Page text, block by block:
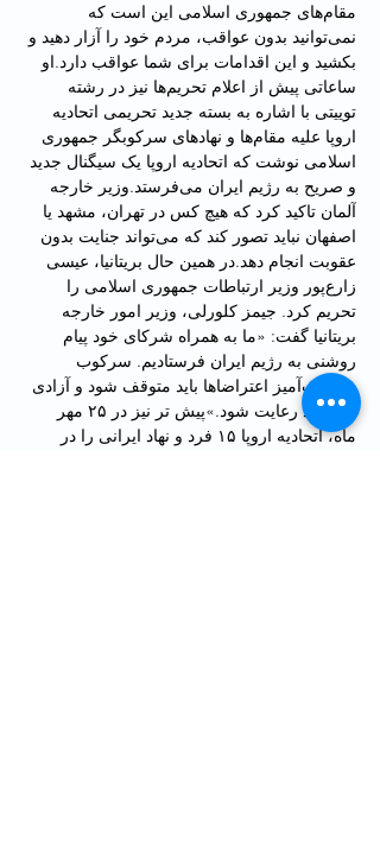
مقام‌های جمهوری اسلامی این است که
نمی‌توانید بدون عواقب، مردم خود را آزار دهید و
بکشید و این اقدامات برای شما عواقب دارد.او
ساعاتی پیش از اعلام تحریم‌ها نیز در رشته
توییتی با اشاره به بسته جدید تحریمی اتحادیه
اروپا علیه مقام‌ها و نهادهای سرکوبگر جمهوری
اسلامی نوشت که اتحادیه اروپا یک سیگنال جدید
و صریح به رژیم ایران می‌فرستد.وزیر خارجه
آلمان تاکید کرد که هیچ کس در تهران، مشهد یا
اصفهان نباید تصور کند که می‌تواند جنایت بدون
عقوبت انجام دهد.در همین حال بریتانیا، عیسی
زارع‌پور وزیر ارتباطات جمهوری اسلامی را
تحریم کرد. جیمز کلورلی، وزیر امور خارجه
بریتانیا گفت: «ما به همراه شرکای خود پیام
روشنی به رژیم ایران فرستادیم. سرکوب
خشونت‌آمیز اعتراضا‌ها باید متوقف شود و آزادی
بیان باید رعایت شود.»پیش تر نیز در ۲۵ مهر
ماه، اتحادیه اروپا ۱۵ فرد و نهاد ایرانی را در